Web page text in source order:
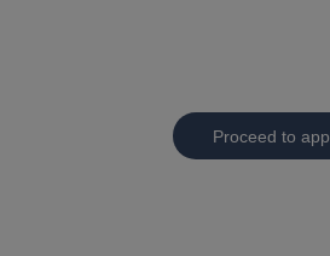
Proceed to app